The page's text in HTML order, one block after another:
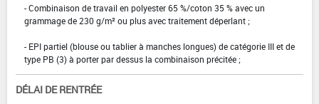
- Combinaison de travail en polyester 65 %/coton 35 % avec un
grammage de 230 g/m² ou plus avec traitement déperlant ;
- EPI partiel (blouse ou tablier à manches longues) de catégorie III et de
type PB (3) à porter par dessus la combinaison précitée ;
DÉLAI DE RENTRÉE